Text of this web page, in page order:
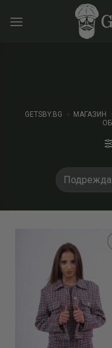
GETSBY.BG МАГАЗИН